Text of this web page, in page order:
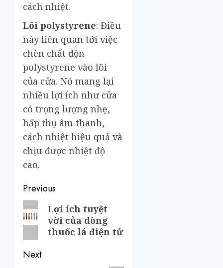
cách nhiệt.
Lõi polystyrene: Điều
này liên quan tới việc
chèn chất độn
polystyrene vào lõi
của cửa. Nó mang lại
nhiều lợi ích như cửa
có trọng lượng nhẹ,
hấp thụ âm thanh,
cách nhiệt hiệu quả và
chịu được nhiệt độ
cao.
Previous
Lợi ích tuyệt
vời của dòng
thuốc lá điện tử
Next